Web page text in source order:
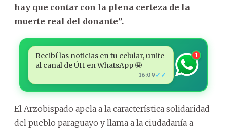
hay que contar con la plena certeza de la
muerte real del donante”.
Recibí las noticias en tu celular, unite
al canal de ÚH en WhatsApp 🤩
16:09 ✓✓
1
El Arzobispado apela a la característica solidaridad
del pueblo paraguayo y llama a la ciudadanía a